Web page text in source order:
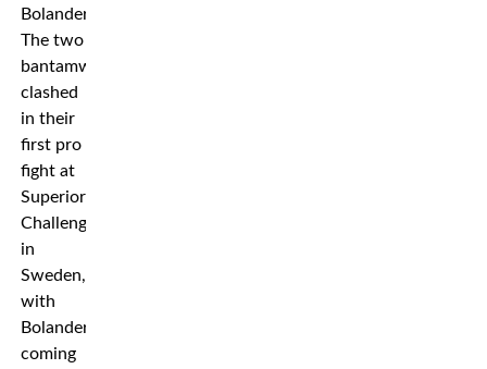
Bolander.
The two
bantamweights
clashed
in their
first pro
fight at
Superior
Challenge
in
Sweden,
with
Bolander
coming